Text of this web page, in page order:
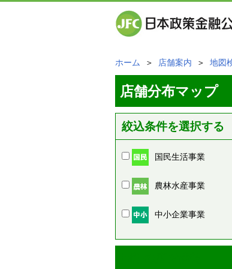
ホーム ＞ 店舗案内 ＞ 地図
店舗分布マップ
絞込条件を選択する
国民生活事業
農林水産事業
中小企業事業